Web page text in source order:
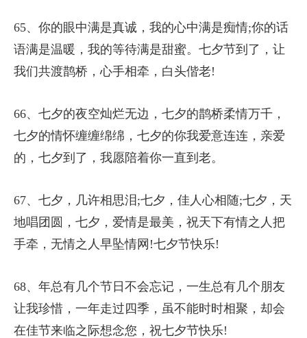
65、你的眼中满是真诚，我的心中满是痴情;你的话
语满是温暖，我的等待满是甜蜜。七夕节到了，让
我们共渡鹊桥，心手相牵，白头偕老!
66、七夕的夜空灿烂无边，七夕的鹊桥柔情万千，
七夕的情怀缠缠绵绵，七夕的你我爱意连连，亲爱
的，七夕到了，我愿陪着你一直到老。
67、七夕，几许相思泪;七夕，佳人心相随;七夕，天
地唱团圆，七夕，爱情是最美，祝天下有情之人把
手牵，无情之人早坠情网!七夕节快乐!
68、年总有几个节日不会忘记，一生总有几个朋友
让我珍惜，一年走过四季，虽不能时时相聚，却会
在佳节来临之际想念您，祝七夕节快乐!